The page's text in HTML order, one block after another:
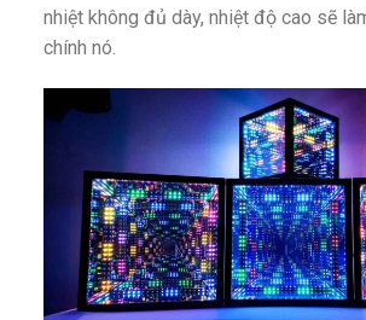
nhiệt không đủ dày, nhiệt độ cao sẽ
chính nó.